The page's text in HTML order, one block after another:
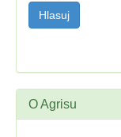
O Agrisu